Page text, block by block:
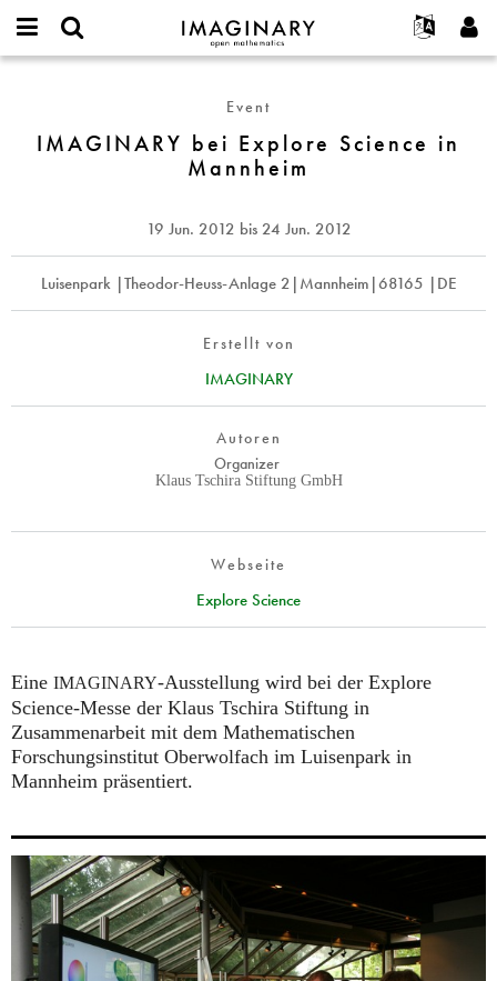
IMAGINARY
open
Français
Deutsch
한국어
Türkçe
Programme
Galerien
Hands-on
Texte
Ausstellungen
Projekte
Mitmachen
Kontakt
username
Neues Passwort anfordern
Explore
Event
IMAGINARY bei Explore Science in
Mannheim
19 Jun. 2012 bis 24 Jun. 2012
Luisenpark |Theodor-Heuss-Anlage 2|Mannheim|68165 |DE
Erstellt von
IMAGINARY
Autoren
Organizer
Klaus Tschira Stiftung GmbH
Webseite
Explore Science
Eine IMAGINARY-Ausstellung wird bei der Explore
Science-Messe der Klaus Tschira Stiftung in
Zusammenarbeit mit dem Mathematischen
Forschungsinstitut Oberwolfach im Luisenpark in
Mannheim präsentiert.